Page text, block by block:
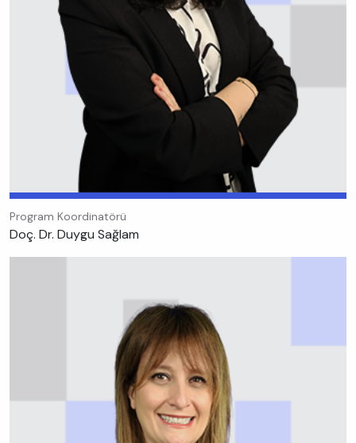
Program Koordinatörü
Doç. Dr. Duygu Sağlam